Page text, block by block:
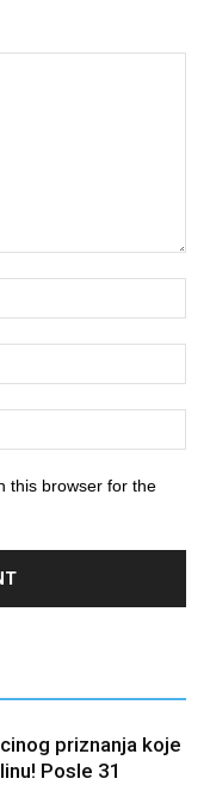
this browser for the
priznanja koje
Posle 31